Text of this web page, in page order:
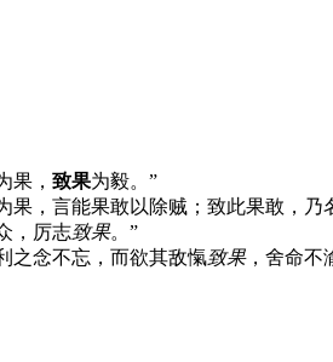
果， 致果为毅。”
果，言能果敢以除贼；致此果敢，乃
，厉志致果。”
之念不忘，而欲其敌愾致果，舍命不